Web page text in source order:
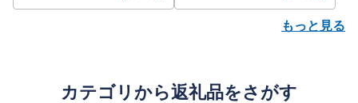
もっと見る
カテゴリから返礼品をさがす